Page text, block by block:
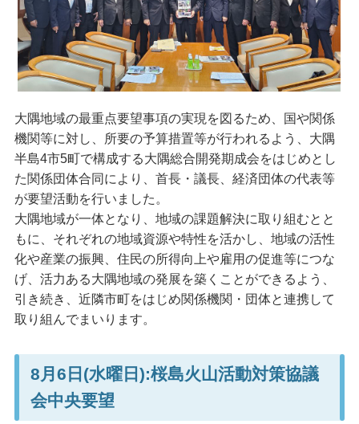
大隅地域の最重点要望事項の実現を図るため、国や関係
機関等に対し、所要の予算措置等が行われるよう、大隅
半島4市5町で構成する大隅総合開発期成会をはじめとし
た関係団体合同により、首長・議長、経済団体の代表等
が要望活動を行いました。
大隅地域が一体となり、地域の課題解決に取り組むとと
もに、それぞれの地域資源や特性を活かし、地域の活性
化や産業の振興、住民の所得向上や雇用の促進等につな
げ、活力ある大隅地域の発展を築くことができるよう、
引き続き、近隣市町をはじめ関係機関・団体と連携して
取り組んでまいります。
8月6日(水曜日):桜島火山活動対策協議
会中央要望